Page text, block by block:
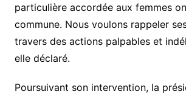
particulière accordée aux femmes
commune. Nous voulons rappeler
travers des actions palpables et
elle déclaré.
Poursuivant son intervention, la